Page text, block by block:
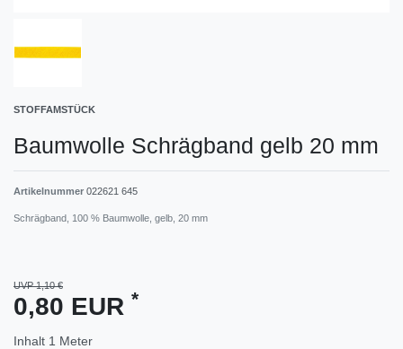
STOFFAMSTÜCK
Baumwolle Schrägband gelb 20 mm
Artikelnummer 022621 645
Schrägband, 100 % Baumwolle, gelb, 20 mm
UVP 1,10 €
0,80 EUR *
Inhalt 1 Meter